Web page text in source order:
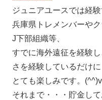
ジュニアユースでは経
兵庫県トレメンバーや
J下部組織等、
すでに海外遠征を経験
さを経験しているだけに
とても楽しみです。(^^)v
それまで・・・貯金し